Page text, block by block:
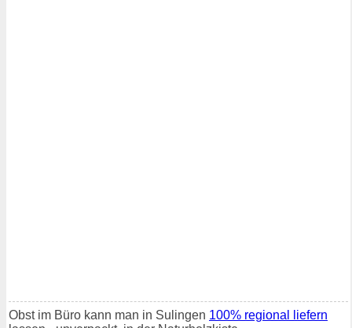
Obst im Büro kann man in Sulingen 100% regional liefern